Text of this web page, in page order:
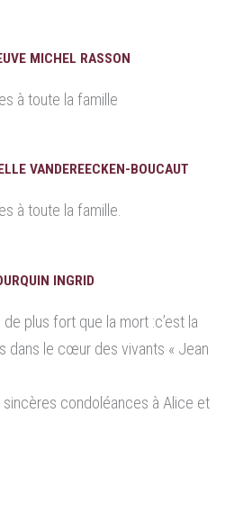
MICHEL RASSON
à toute la famille
VANDEREECKEN-BOUCAUT
à toute la famille.
INGRID
plus fort que la mort :c’est la
dans le cœur des vivants « Jean
condoléances à Alice et